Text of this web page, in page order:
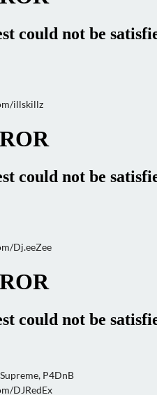
illskillz
Dj.eeZee
P4DnB
DJRedEx